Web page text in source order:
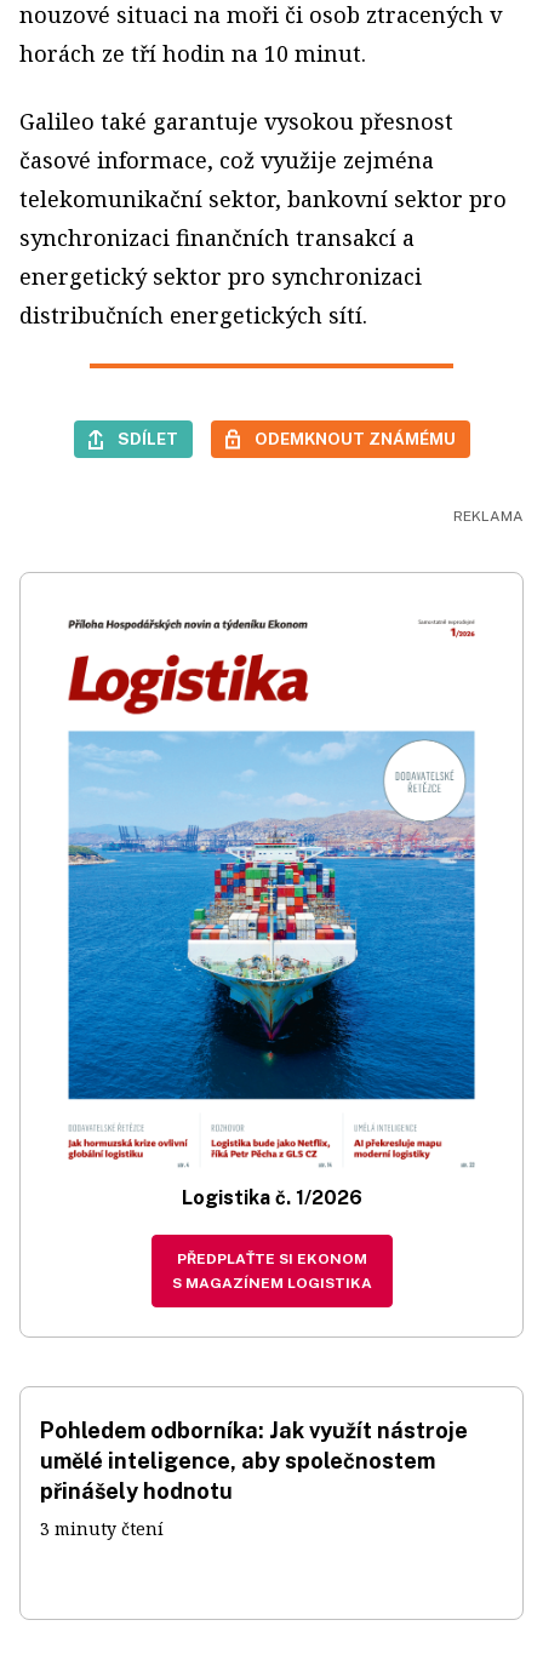
nouzové situaci na moři či osob ztracených v
horách ze tří hodin na 10 minut.
Galileo také garantuje vysokou přesnost
časové informace, což využije zejména
telekomunikační sektor, bankovní sektor pro
synchronizaci finančních transakcí a
energetický sektor pro synchronizaci
distribučních energetických sítí.
SDÍLET ODEMKNOUT ZNÁMÉMU
Logistika č. 1/2026
PŘEDPLAŤTE SI EKONOM
S MAGAZÍNEM LOGISTIKA
Pohledem odborníka: Jak využít nástroje
umělé inteligence, aby společnostem
přinášely hodnotu
3 minuty čtení